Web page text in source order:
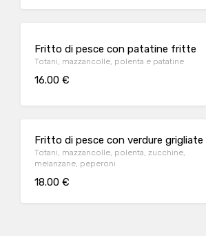
Fritto di pesce con patatine fritte
Totani, mazzancolle, polenta e patatine
16.00 €
Fritto di pesce con verdure grigliate
Totani, mazzancolle, polenta, zucchine,
melanzane, peperoni
18.00 €